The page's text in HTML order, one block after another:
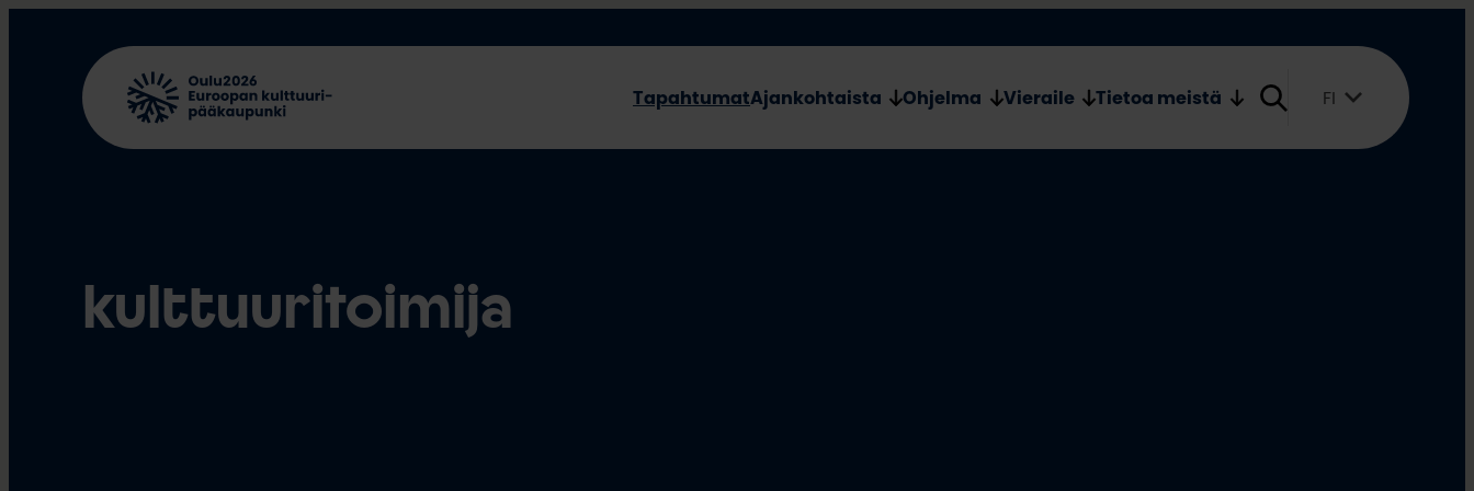
TapahtumatAjankohtaista Ohjelma Vieraile Tietoa meistä FI
kulttuuritoimija